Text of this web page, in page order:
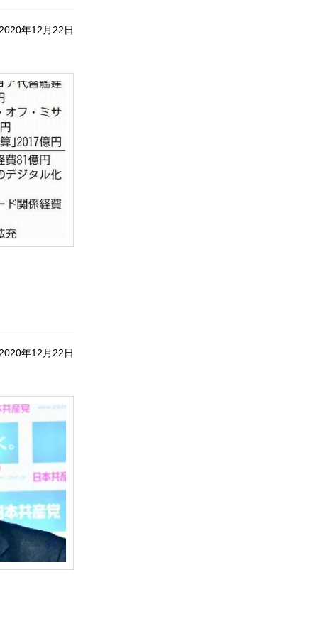
年12月22日
年12月22日